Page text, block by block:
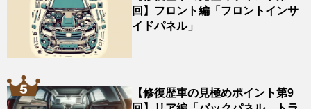
回】フロント編「フロントインサ
イドパネル」
【修復歴車の見極めポイント第9